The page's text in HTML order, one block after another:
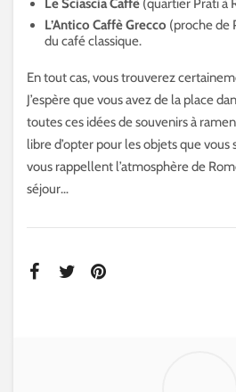
Le Sciascia Caffè (quartier Prati à
L’Antico Caffè Grecco (proche de
du café classique.
En tout cas, vous trouverez
J’espère que vous avez de la place
toutes ces idées de souvenirs à
libre d’opter pour les objets que vous
vous rappellent l’atmosphère de
séjour…